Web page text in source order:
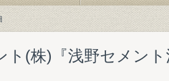
ト(株)『浅野セメン